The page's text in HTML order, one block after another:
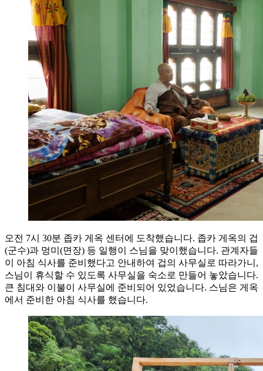
오전 7시 30분 좁카 게옥 센터에 도착했습니다. 좁카 게옥의 겁
(군수)과 멍미(면장) 등 일행이 스님을 맞이했습니다. 관계자들
이 아침 식사를 준비했다고 안내하여 겁의 사무실로 따라가니,
스님이 휴식할 수 있도록 사무실을 숙소로 만들어 놓았습니다.
큰 침대와 이불이 사무실에 준비되어 있었습니다. 스님은 게옥
에서 준비한 아침 식사를 했습니다.